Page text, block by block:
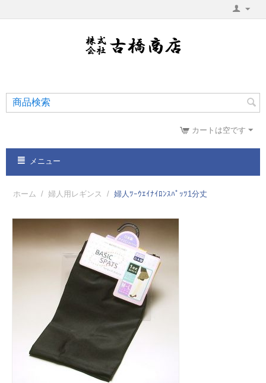
カートは空です
メニュー
ホーム / 婦人用レギンス / 婦人ﾂｰｳｴｲﾅｲﾛﾝｽﾊﾟｯﾂ1分丈